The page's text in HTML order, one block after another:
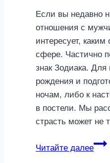
Если вы недавно
отношения с
интересует,
сфере. Частично
знак Зодиака. Для
рождения и
ночам, либо к
в постели. Мы
страсть может не
Читайте далее
Лед